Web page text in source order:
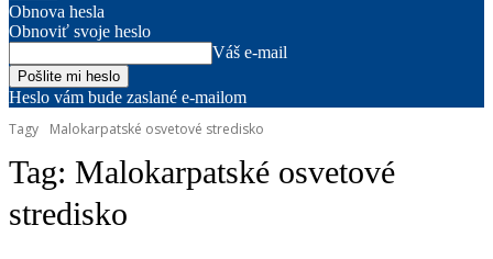
Obnova hesla
Obnoviť svoje heslo
Váš e-mail
Heslo vám bude zaslané e-mailom
Tagy
Malokarpatské osvetové stredisko
Tag: Malokarpatské osvetové
stredisko